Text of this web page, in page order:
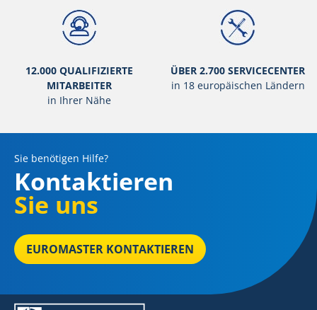
12.000 QUALIFIZIERTE
MITARBEITER
in Ihrer Nähe
ÜBER 2.700 SERVICECENTER
in 18 europäischen Ländern
Sie benötigen Hilfe?
Kontaktieren
Sie uns
EUROMASTER KONTAKTIEREN